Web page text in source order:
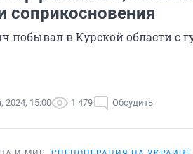
соприкосновения
побывал в Курской области с
2024, 15:00 1 479 Обсудить